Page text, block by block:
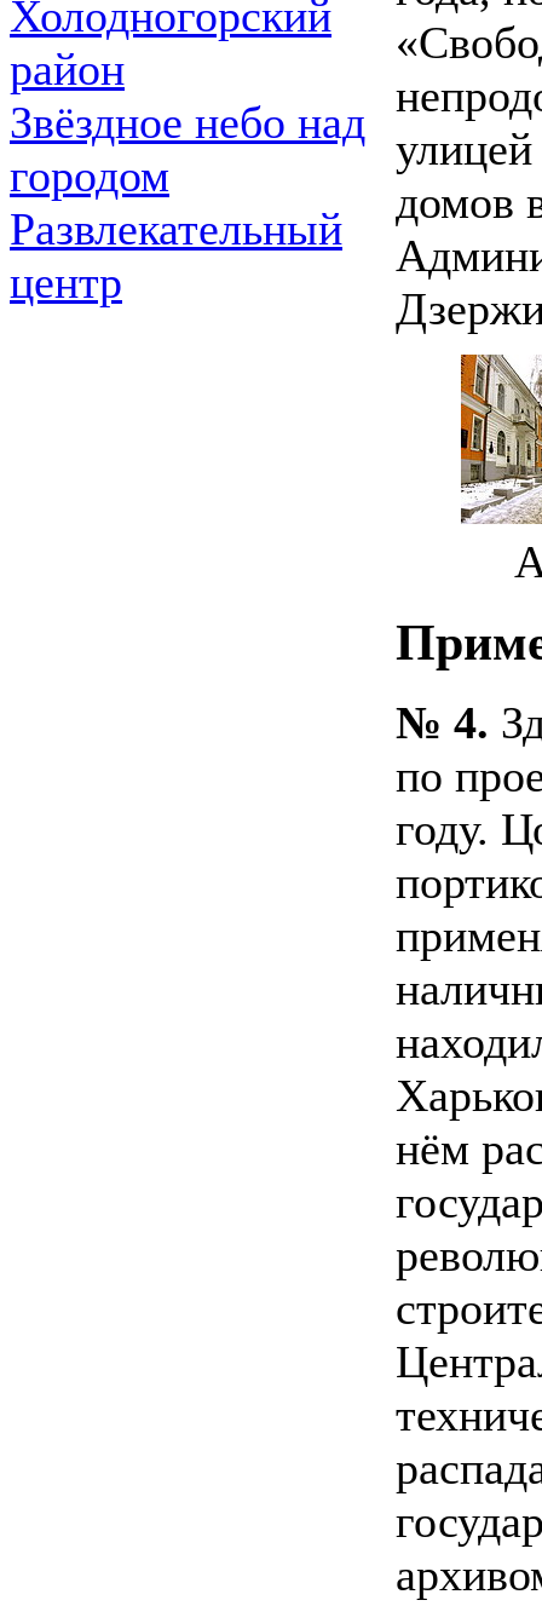
Холодногорский
район
Звёздное небо над
городом
Развлекательный
центр
домов
№ 4.
по
году.
нём